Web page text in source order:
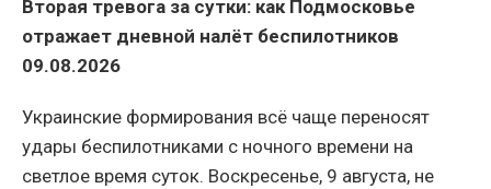
Вторая тревога за сутки: как Подмосковье
отражает дневной налёт беспилотников
09.08.2026
Украинские формирования всё чаще переносят
удары беспилотниками с ночного времени на
светлое время суток. Воскресенье, 9 августа, не